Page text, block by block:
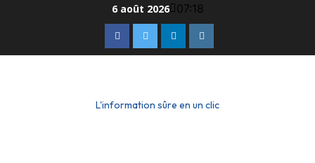
6 août 2026 07:18
L'information sûre en un clic